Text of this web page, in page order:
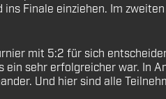
Finale einziehen. Im
mit 5:2 für sich
sehr erfolgreicher war. In
Und hier sind alle